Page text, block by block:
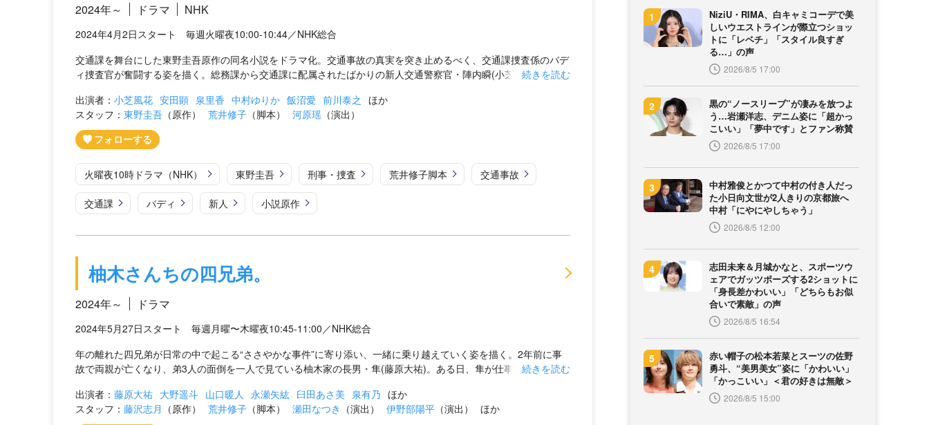
2024年～ ドラマ NHK
2024年4月2日スタート 毎週火曜夜10:00-10:44／NHK総合
交通課を舞台にした東野圭吾原作の同名小説をドラマ化。交通事故の真実を突き止めるべく、交通課捜査係のバデ
ィ捜査官が奮闘する姿を描く。総務課から交通課に配属されたばかりの新人交通警察官・陣内瞬(小芝風花)...続きを読む
出演者： 小芝風花 安田顕 泉里香 中村ゆりか 飯沼愛 前川泰之 ほか
スタッフ： 東野圭吾 （原作） 荒井修子 （脚本） 河原瑶 （演出）
火曜夜10時ドラマ（NHK） 東野圭吾 刑事・捜査 荒井修子脚本 交通事故
交通課 バディ 新人 小説原作
柚木さんちの四兄弟。
2024年～ ドラマ
2024年5月27日スタート 毎週月曜〜木曜夜10:45-11:00／NHK総合
年の離れた四兄弟が日常の中で起こる“ささやかな事件”に寄り添い、一緒に乗り越えていく姿を描く。2年前に事
故で両親が亡くなり、弟3人の面倒を一人で見ている柚木家の長男・隼(藤原大祐)。ある日、隼が仕事か...続きを読む
出演者： 藤原大祐 大野遥斗 山口暖人 永瀬矢紘 臼田あさ美 泉有乃 ほか
スタッフ： 藤沢志月 （原作） 荒井修子 （脚本） 瀬田なつき （演出） 伊野部陽平 （演出） ほか
NiziU・RIMA、白キャミコーデで美
しいウエストラインが際立つショッ
トに「レベチ」「スタイル良すぎ
る…」の声
2026/8/5 17:00
黒の“ノースリーブ”が凄みを放つよ
う…岩瀬洋志、デニム姿に「超かっ
こいい」「夢中です」とファン称賛
2026/8/5 17:00
中村雅俊とかつて中村の付き人だっ
た小日向文世が2人きりの京都旅へ
中村「にやにやしちゃう」
2026/8/5 12:00
志田未来＆月城かなと、スポーツウ
ェアでガッツポーズする2ショットに
「身長差かわいい」「どちらもお似
合いで素敵」の声
2026/8/5 16:54
赤い帽子の松本若菜とスーツの佐野
勇斗、“美男美女”姿に「かわいい」
「かっこいい」＜君の好きは無敵＞
2026/8/5 15:00